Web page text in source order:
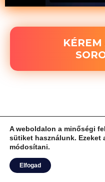
A weboldalon a minőségi
sütiket használunk. Ezeket
módosítani.
Elfogad